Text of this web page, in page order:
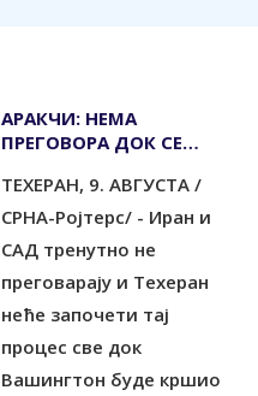
АРАКЧИ: НЕМА
ПРЕГОВОРА ДОК СЕ
СПОРАЗУМ
ТЕХЕРАН, 9. АВГУСТА /
СРНА-Ројтерс/ - Иран и
САД тренутно не
преговарају и Техеран
неће започети тај
процес све док
Вашингтон буде кршио